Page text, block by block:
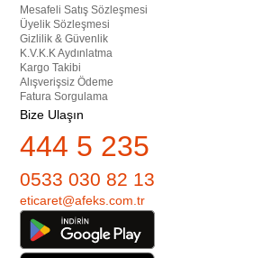
Mesafeli Satış Sözleşmesi
Üyelik Sözleşmesi
Gizlilik & Güvenlik
K.V.K.K Aydınlatma
Kargo Takibi
Alışverişsiz Ödeme
Fatura Sorgulama
Bize Ulaşın
444 5 235
0533 030 82 13
eticaret@afeks.com.tr